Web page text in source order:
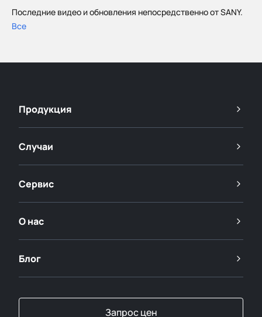
Последние видео и обновления непосредственно от SANY.
Все
Продукция
Случаи
Сервис
О нас
Блог
Запрос цен